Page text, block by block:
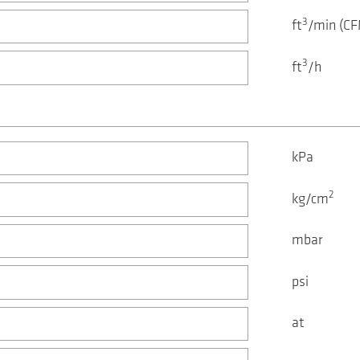
ft3/min
ft3 /h
kPa
kg/cm2
mbar
psi
at